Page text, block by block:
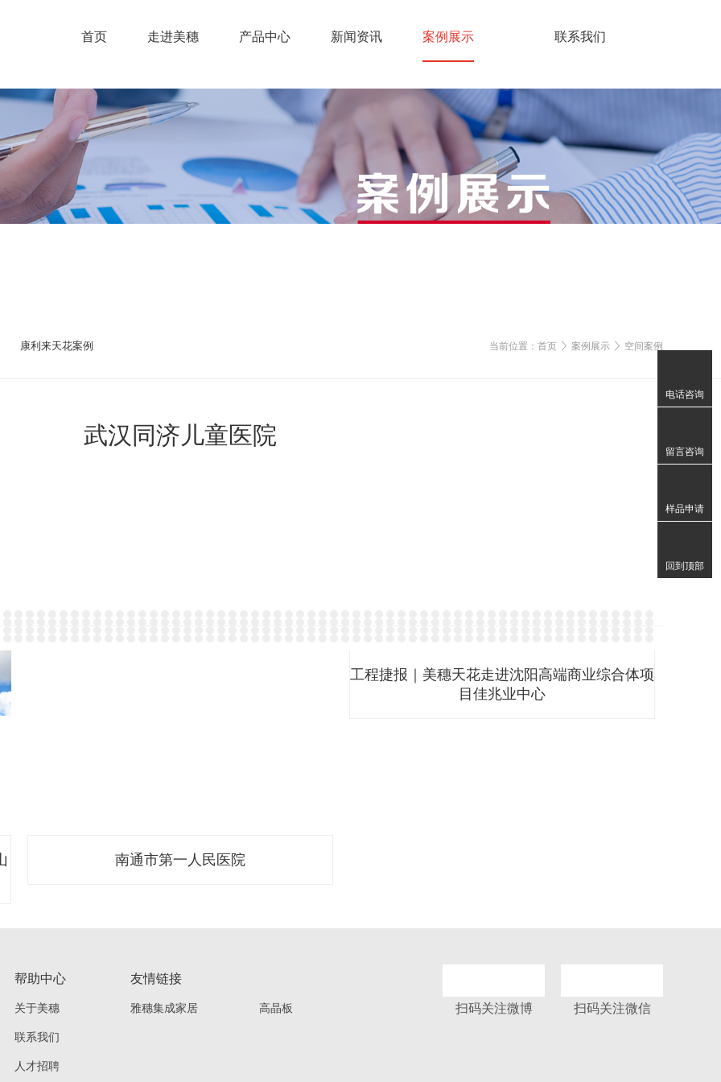
首页 走进美穗 产品中心 新闻资讯 案例展示 联系我们
康利来天花案例 当前位置： 首页 案例展示 空间案例
武汉同济儿童医院
南通市第一人民医院
帮助中心
关于美穗
联系我们
人才招聘
友情链接
雅穗集成家居 高晶板 扫码关注微博 扫码关注微信
电话咨询
606-
9109
一
周
9:00
留言咨询
样品申请
回到顶部